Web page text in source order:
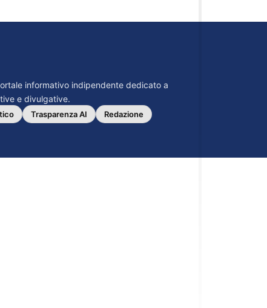
informativo indipendente dedicato a
e divulgative.
Trasparenza AI Redazione